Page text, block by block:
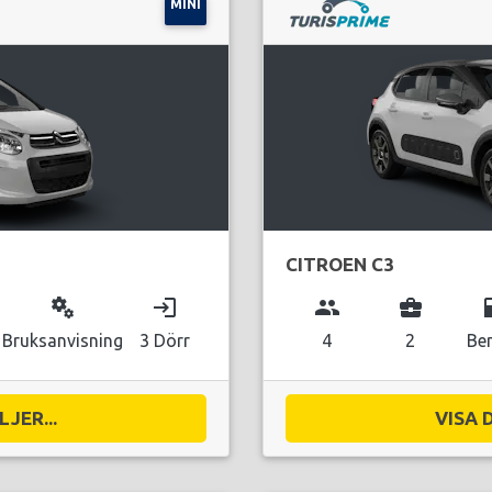
MINI
miscellaneous_services
Bruksanvisning
login
3 Dörr
CITROEN C3
group
4
business_center
2
VISA